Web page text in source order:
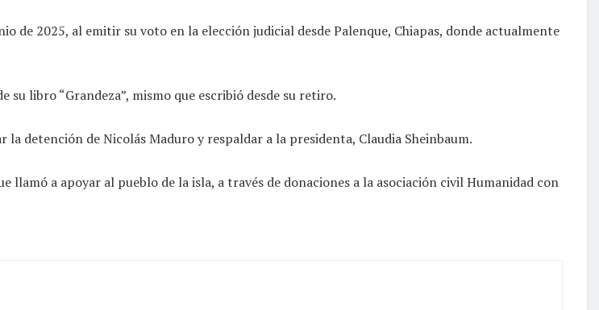
de 2025, al emitir su voto en la elección judicial desde Palenque, Chiapas, donde actualmente
libro “Grandeza”, mismo que escribió desde su retiro.
detención de Nicolás Maduro y respaldar a la presidenta, Claudia Sheinbaum.
llamó a apoyar al pueblo de la isla, a través de donaciones a la asociación civil Humanidad con